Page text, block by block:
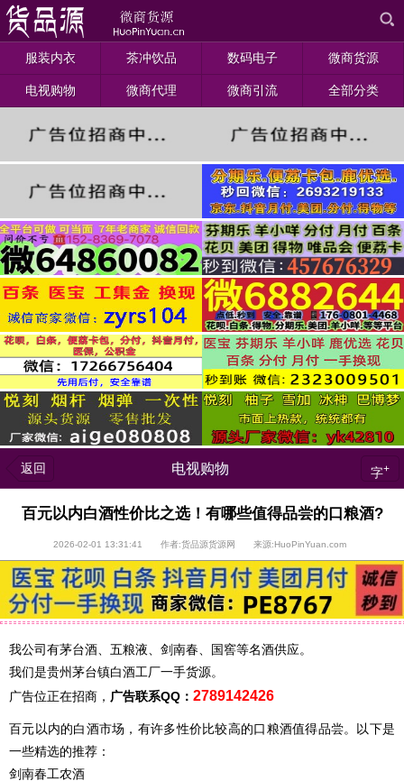
服装内衣 茶冲饮品 数码电子 微商货源
电视购物 微商代理 微商引流 全部分类
返回 电视购物 字+
百元以内白酒性价比之选！有哪些值得品尝的口粮酒?
2026-02-01 13:31:41 作者:货品源货源网 来源:HuoPinYuan.com
我公司有茅台酒、五粮液、剑南春、国窖等名酒供应。
我们是贵州茅台镇白酒工厂一手货源。
广告位正在招商， 广告联系QQ： 2789142426
百元以内的白酒市场，有许多性价比较高的口粮酒值得品尝。以下是
一些精选的推荐：
剑南春工农酒